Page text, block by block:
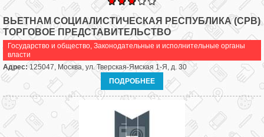
ВЬЕТНАМ СОЦИАЛИСТИЧЕСКАЯ РЕСПУБЛИКА (СРВ)
ТОРГОВОЕ ПРЕДСТАВИТЕЛЬСТВО
Государство и общество, Законодательные и исполнительные органы
власти
Адрес:125047, Москва, ул. Тверская-Ямская 1-Я, д. 30
ПОДРОБНЕЕ